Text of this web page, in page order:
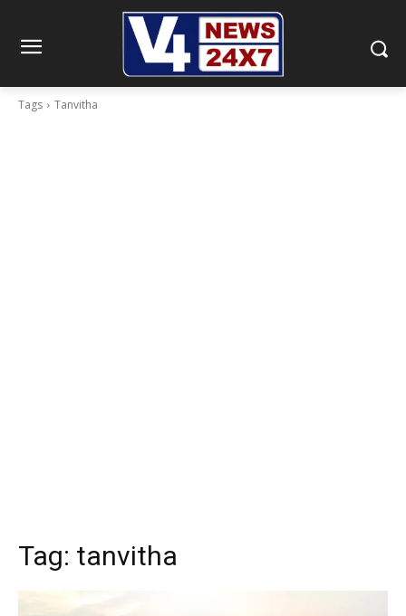
Tags Tanvitha
Tag: tanvitha